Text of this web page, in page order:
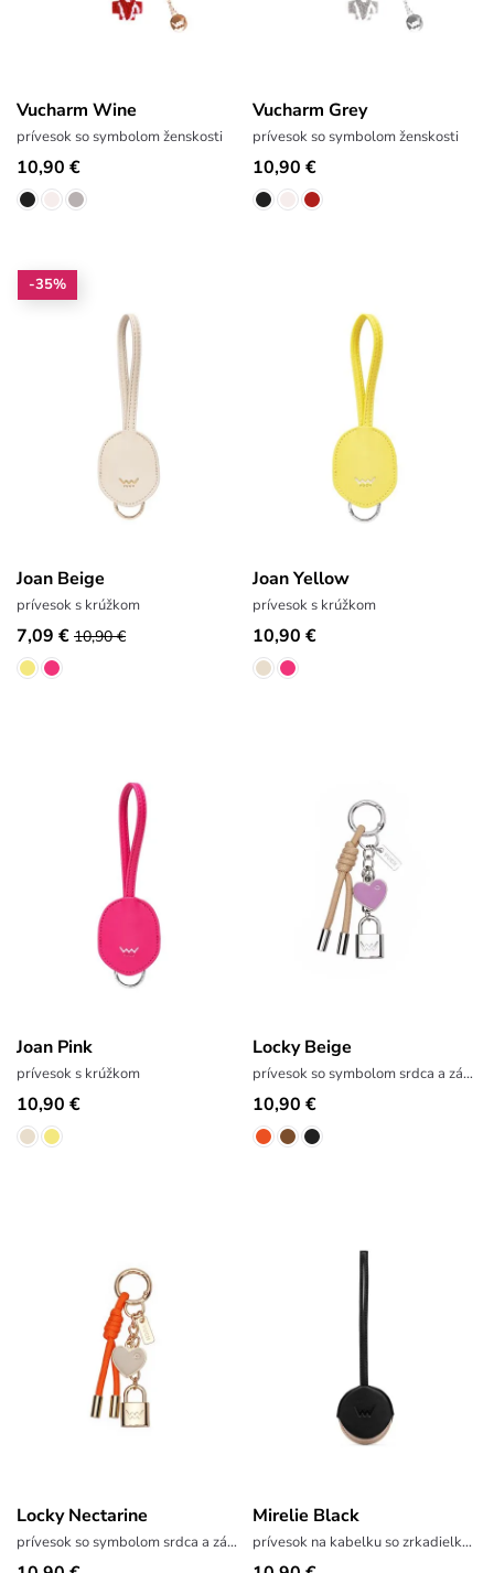
Vucharm Wine
prívesok so symbolom ženskosti
10,90 €
Vucharm Grey
prívesok so symbolom ženskosti
10,90 €
-35%
Joan Beige
prívesok s krúžkom
7,09 € 10,90 €
Joan Yellow
prívesok s krúžkom
10,90 €
Joan Pink
prívesok s krúžkom
10,90 €
Locky Beige
prívesok so symbolom srdca a zámku
10,90 €
Locky Nectarine
prívesok so symbolom srdca a zámku
Mirelie Black
prívesok na kabelku so zrkadielkom